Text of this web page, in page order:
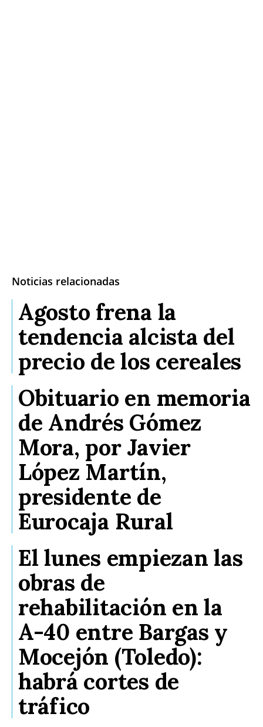
Noticias relacionadas
Agosto frena la
tendencia alcista del
precio de los cereales
Obituario en memoria
de Andrés Gómez
Mora, por Javier
López Martín,
presidente de
Eurocaja Rural
El lunes empiezan las
obras de
rehabilitación en la
A-40 entre Bargas y
Mocejón (Toledo):
habrá cortes de
tráfico